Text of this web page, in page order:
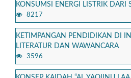
KONSUMSI ENERGI LISTRIK DARI
8217
KETIMPANGAN PENDIDIKAN DI
LITERATUR DAN WAWANCARA
3596